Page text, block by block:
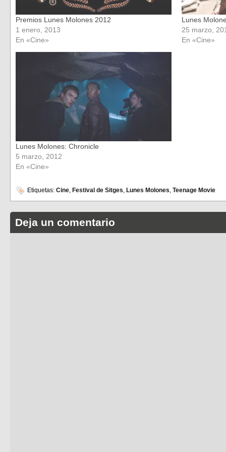
Premios Lunes Molones 2012
1 enero, 2013
En «Cine»
Lunes
25 marzo,
En «Cine»
Lunes Molones: Chronicle
5 marzo, 2012
En «Cine»
Etiquetas: Cine, Festival de Sitges, Lunes Molones, Teenage Movie
Deja un comentario